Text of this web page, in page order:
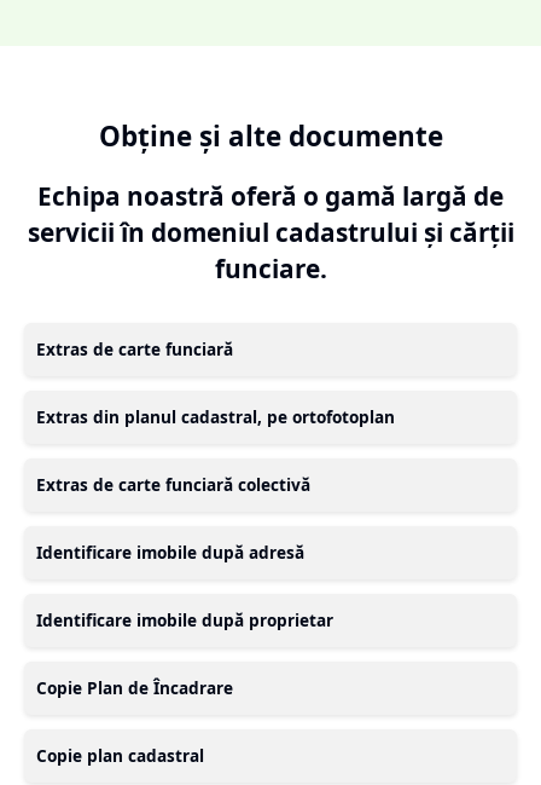
Obține și alte documente
Echipa noastră oferă o gamă largă de
servicii în domeniul cadastrului și cărții
funciare.
Extras de carte funciară
Extras din planul cadastral, pe ortofotoplan
Extras de carte funciară colectivă
Identificare imobile după adresă
Identificare imobile după proprietar
Copie Plan de Încadrare
Copie plan cadastral